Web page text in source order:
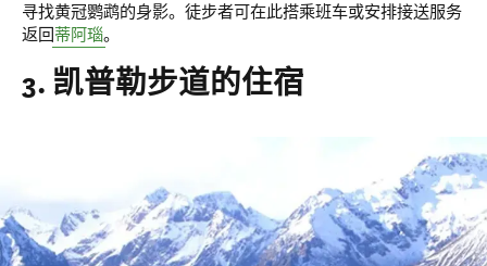
寻找黄冠鹦鹉的身影。徒步者可在此搭乘班车或安排接送服务
返回 蒂阿瑙。
3. 凯普勒步道的住宿